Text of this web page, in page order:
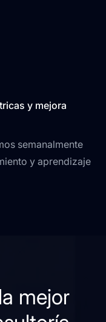
y mejora
semanalmente
y aprendizaje
mejor